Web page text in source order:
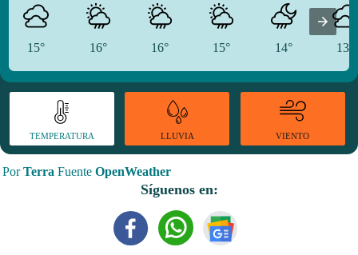
15° 16° 16° 15° 14° 13°
TEMPERATURA LLUVIA VIENTO
PorTerra Fuente OpenWeather
Síguenos en: